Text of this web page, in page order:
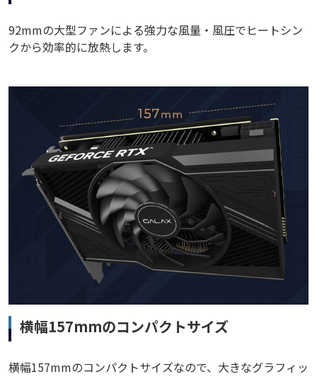
92mmの大型ファンによる強力な風量・風圧でヒートシン
クから効率的に放熱します。
横幅157mmのコンパクトサイズ
横幅157mmのコンパクトサイズなので、大きなグラフィッ